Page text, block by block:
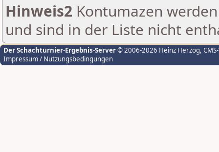
Hinweis2 Kontumazen
und sind in der Liste nicht
Der Schachturnier-Ergebnis-Server© 2006-2026 Heinz Herzog,
Impressum / Nutzungsbedingungen